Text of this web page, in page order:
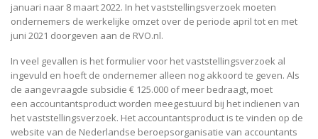
januari naar 8 maart 2022. In het vaststellingsverzoek moeten
ondernemers de werkelijke omzet over de periode april tot en met
juni 2021 doorgeven aan de RVO.nl.
In veel gevallen is het formulier voor het vaststellingsverzoek al
ingevuld en hoeft de ondernemer alleen nog akkoord te geven. Als
de aangevraagde subsidie € 125.000 of meer bedraagt, moet
een accountantsproduct worden meegestuurd bij het indienen van
het vaststellingsverzoek. Het accountantsproduct is te vinden op de
website van de Nederlandse beroepsorganisatie van accountants